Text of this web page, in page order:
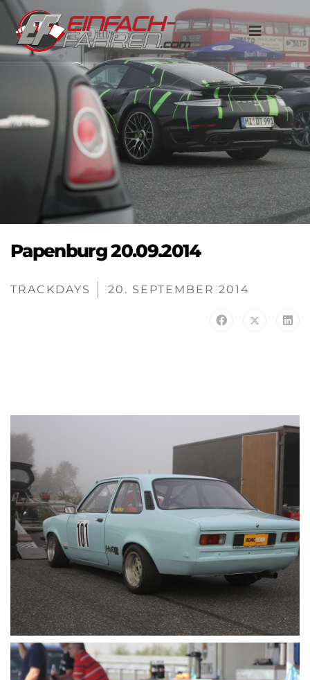
Papenburg 20.09.2014
TRACKDAYS 20. SEPTEMBER 2014